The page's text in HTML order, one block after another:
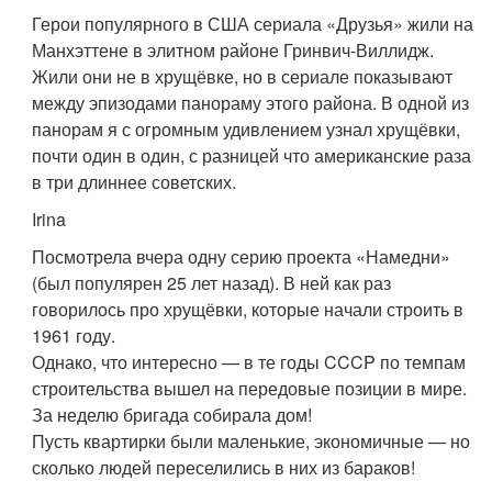
Герои популярного в США сериала «Друзья» жили на
Манхэттене в элитном районе Гринвич-Виллидж.
Жили они не в хрущёвке, но в сериале показывают
между эпизодами панораму этого района. В одной из
панорам я с огромным удивлением узнал хрущёвки,
почти один в один, с разницей что американские раза
в три длиннее советских.
Irina
Посмотрела вчера одну серию проекта «Намедни»
(был популярен 25 лет назад). В ней как раз
говорилось про хрущёвки, которые начали строить в
1961 году.
Однако, что интересно — в те годы CCCP по темпам
строительства вышел на передовые позиции в мире.
За неделю бригада собирала дом!
Пусть квартирки были маленькие, экономичные — но
сколько людей переселились в них из бараков!